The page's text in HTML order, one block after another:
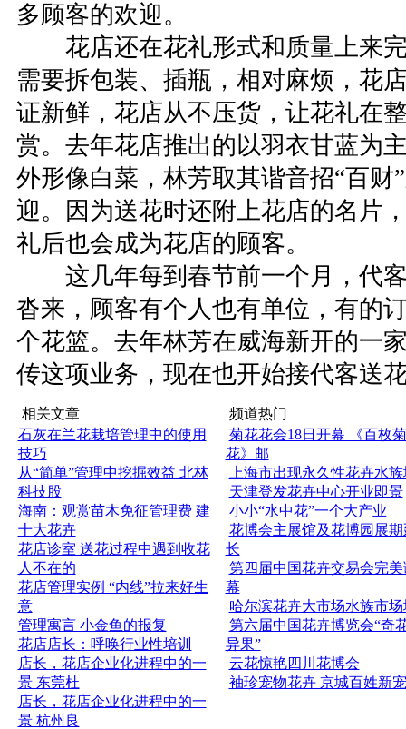
多顾客的欢迎。
花店还在花礼形式和质量上来完
需要拆包装、插瓶，相对麻烦，花
证新鲜，花店从不压货，让花礼在
赏。去年花店推出的以羽衣甘蓝为
外形像白菜，林芳取其谐音招“百财
迎。因为送花时还附上花店的名片
礼后也会成为花店的顾客。
这几年每到春节前一个月，代客
沓来，顾客有个人也有单位，有的
个花篮。去年林芳在威海新开的一
传这项业务，现在也开始接代客送
相关文章
石灰在兰花栽培管理中的使用
技巧
从“简单”管理中挖掘效益 北林
科技股
海南：观赏苗木免征管理费 建
十大花卉
花店诊室 送花过程中遇到收花
人不在的
花店管理实例 “内线”拉来好生
意
管理寓言 小金鱼的报复
花店店长：呼唤行业性培训
店长，花店企业化进程中的一
景 东莞杜
店长，花店企业化进程中的一
景 杭州良
频道热门
菊花花会18日开幕 《百枚菊
花》邮
上海市出现永久性花卉水族
天津登发花卉中心开业即景
小小“水中花”一个大产业
花博会主展馆及花博园展期
长
第四届中国花卉交易会完美
幕
哈尔滨花卉大市场水族市场
第六届中国花卉博览会“奇
异果”
云花惊艳四川花博会
袖珍宠物花卉 京城百姓新宠